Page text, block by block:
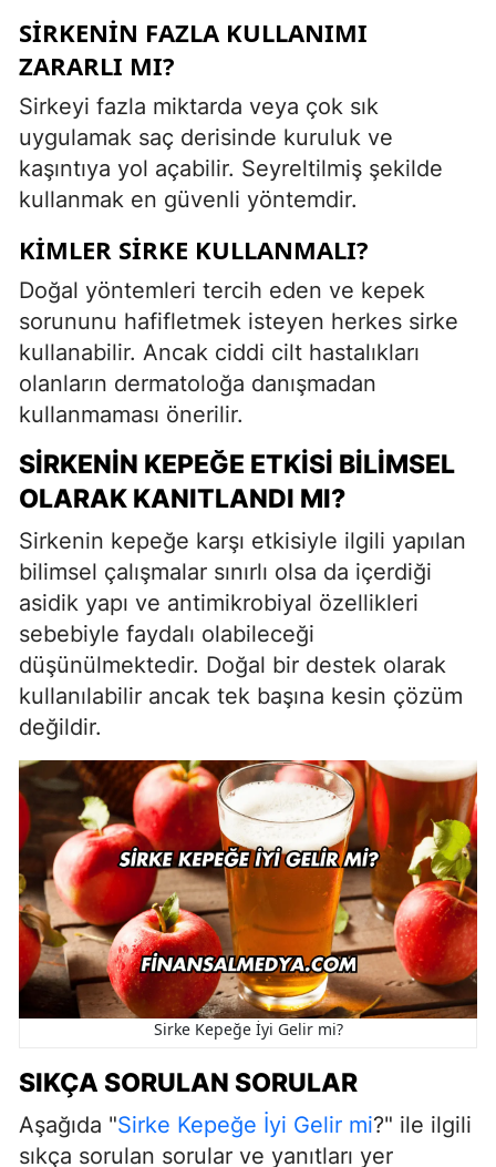
SIRKENIN FAZLA KULLANIMI
ZARARLI MI?
Sirkeyi fazla miktarda veya çok sık
uygulamak saç derisinde kuruluk ve
kaşıntıya yol açabilir. Seyreltilmiş şekilde
kullanmak en güvenli yöntemdir.
KIMLER SIRKE KULLANMALI?
Doğal yöntemleri tercih eden ve kepek
sorununu hafifletmek isteyen herkes sirke
kullanabilir. Ancak ciddi cilt hastalıkları
olanların dermatoloğa danışmadan
kullanmaması önerilir.
SIRKENIN KEPEĞE ETKISI BILIMSEL
OLARAK KANITLANDI MI?
Sirkenin kepeğe karşı etkisiyle ilgili yapılan
bilimsel çalışmalar sınırlı olsa da içerdiği
asidik yapı ve antimikrobiyal özellikleri
sebebiyle faydalı olabileceği
düşünülmektedir. Doğal bir destek olarak
kullanılabilir ancak tek başına kesin çözüm
değildir.
Sirke Kepeğe İyi Gelir mi?
SIKÇA SORULAN SORULAR
Aşağıda "Sirke Kepeğe İyi Gelir mi?" ile ilgili
sıkça sorulan sorular ve yanıtları yer